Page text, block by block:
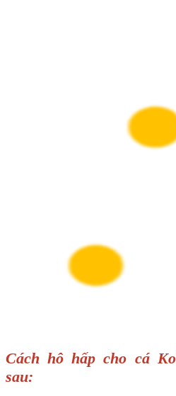
Cách hô hấp cho cá
sau: